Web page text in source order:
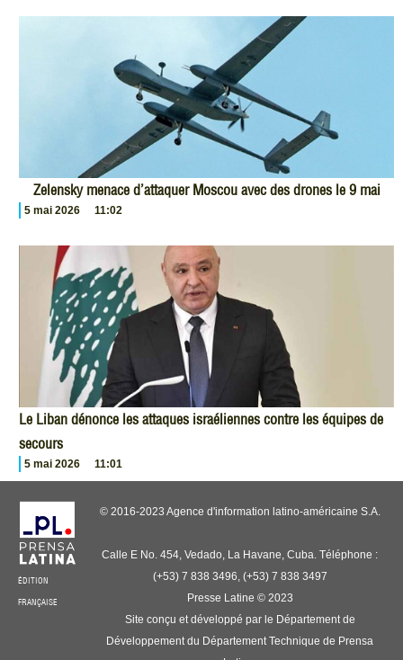
Zelensky menace d’attaquer Moscou avec des drones le 9 mai
5 mai 2026 11:02
Le Liban dénonce les attaques israéliennes contre les équipes de
secours
5 mai 2026 11:01
ÉDITION
FRANÇAISE
© 2016-2023 Agence d'information latino-américaine S.A.
Calle E No. 454, Vedado, La Havane, Cuba. Téléphone :
(+53) 7 838 3496, (+53) 7 838 3497
Presse Latine © 2023
Site conçu et développé par le Département de
Développement du Département Technique de Prensa